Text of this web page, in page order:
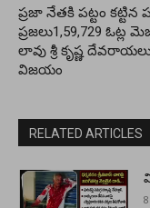
ప్రజా నేతకి పట్టం కట్టిన
ప్రజలు1,59,729 ఓట్ల
లావు శ్రీ కృష్ణ
విజయం
RELATED ARTICLES